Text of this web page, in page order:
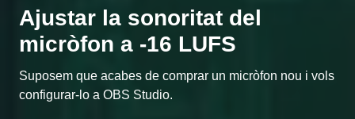
Ajustar la sonoritat del
micròfon a -16 LUFS
Suposem que acabes de comprar un micròfon nou i vols
configurar-lo a OBS Studio.